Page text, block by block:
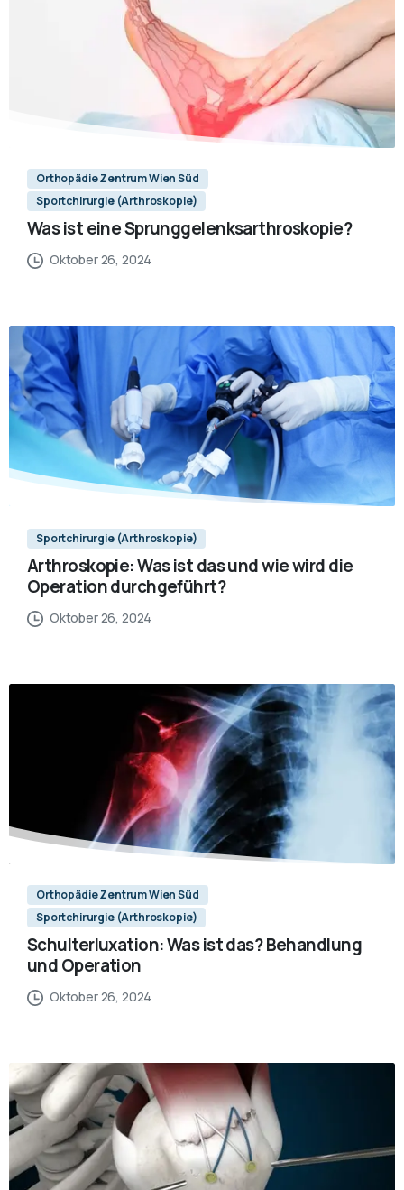
Orthopädie Zentrum Wien Süd
Sportchirurgie (Arthroskopie)
Was ist eine Sprunggelenksarthroskopie?
Oktober 26, 2024
Sportchirurgie (Arthroskopie)
Arthroskopie: Was ist das und wie wird die
Operation durchgeführt?
Oktober 26, 2024
Orthopädie Zentrum Wien Süd
Sportchirurgie (Arthroskopie)
Schulterluxation: Was ist das? Behandlung
und Operation
Oktober 26, 2024